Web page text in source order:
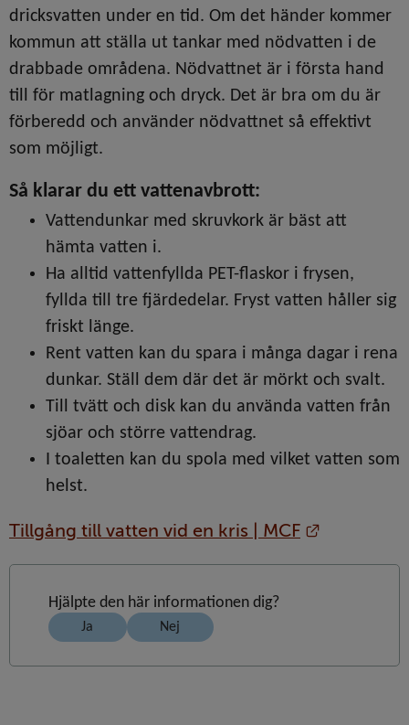
dricksvatten under en tid. Om det händer kommer
kommun att ställa ut tankar med nödvatten i de
drabbade områdena. Nödvattnet är i första hand
till för matlagning och dryck. Det är bra om du är
förberedd och använder nödvattnet så effektivt
som möjligt.
Så klarar du ett vattenavbrott:
Vattendunkar med skruvkork är bäst att
hämta vatten i.
Ha alltid vattenfyllda PET-flaskor i frysen,
fyllda till tre fjärdedelar. Fryst vatten håller sig
friskt länge.
Rent vatten kan du spara i många dagar i rena
dunkar. Ställ dem där det är mörkt och svalt.
Till tvätt och disk kan du använda vatten från
sjöar och större vattendrag.
I toaletten kan du spola med vilket vatten som
helst.
Tillgång till vatten vid en kris | MCF
Hjälpte den här informationen dig?
Ja Nej